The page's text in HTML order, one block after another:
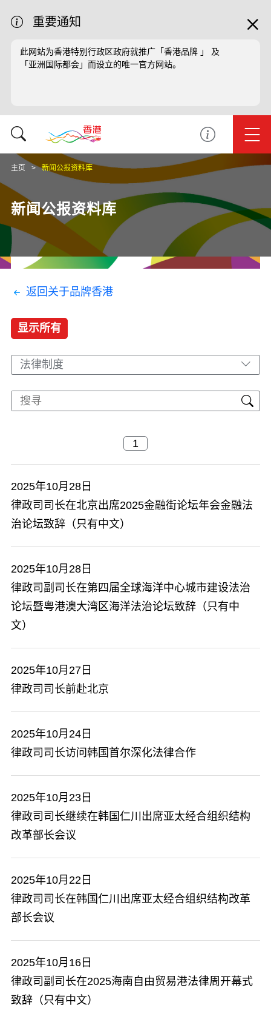
重要通知
此网站为香港特别行政区政府就推广「香港品牌 」 及
「亚洲国际都会」而设立的唯一官方网站。
主页 新闻公报资料库
新闻公报资料库
返回关于品牌香港
显示所有
法律制度
2025年10月28日
律政司司长在北京出席2025金融街论坛年会金融法
治论坛致辞（只有中文）
2025年10月28日
律政司副司长在第四届全球海洋中心城市建设法治
论坛暨粤港澳大湾区海洋法治论坛致辞（只有中
文）
2025年10月27日
律政司司长前赴北京
2025年10月24日
律政司司长访问韩国首尔深化法律合作
2025年10月23日
​律政司司长继续在韩国仁川出席亚太经合组织结构
改革部长会议
2025年10月22日
​律政司司长在韩国仁川出席亚太经合组织结构改革
部长会议
2025年10月16日
律政司副司长在2025海南自由贸易港法律周开幕式
致辞（只有中文）